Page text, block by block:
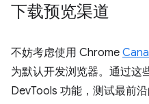
下载预览渠道
不妨考虑使用 Chrome
为默认开发浏览器。通过这
DevTools 功能，测试最前